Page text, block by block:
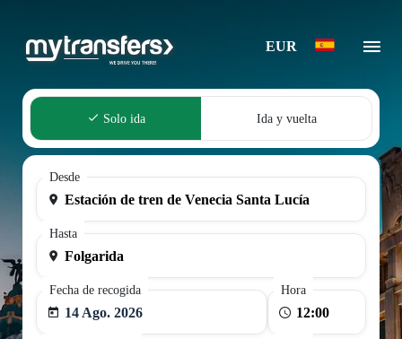
EUR
Solo ida Ida y vuelta
Desde
Hasta
Fecha de recogida
14 Ago. 2026
Hora